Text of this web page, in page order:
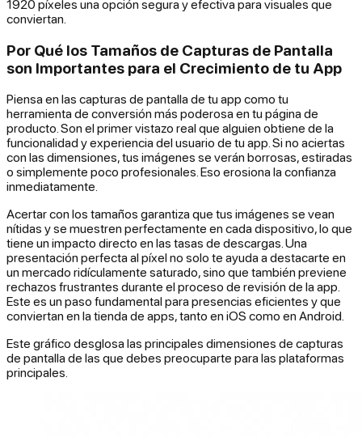
1920 píxeles una opción segura y efectiva para visuales que
conviertan.
Por Qué los Tamaños de Capturas de Pantalla
son Importantes para el Crecimiento de tu App
Piensa en las capturas de pantalla de tu app como tu
herramienta de conversión más poderosa en tu página de
producto. Son el primer vistazo real que alguien obtiene de la
funcionalidad y experiencia del usuario de tu app. Si no aciertas
con las dimensiones, tus imágenes se verán borrosas, estiradas
o simplemente poco profesionales. Eso erosiona la confianza
inmediatamente.
Acertar con los tamaños garantiza que tus imágenes se vean
nítidas y se muestren perfectamente en cada dispositivo, lo que
tiene un impacto directo en las tasas de descargas. Una
presentación perfecta al píxel no solo te ayuda a destacarte en
un mercado ridículamente saturado, sino que también previene
rechazos frustrantes durante el proceso de revisión de la app.
Este es un paso fundamental para presencias eficientes y que
conviertan en la tienda de apps, tanto en iOS como en Android.
Este gráfico desglosa las principales dimensiones de capturas
de pantalla de las que debes preocuparte para las plataformas
principales.